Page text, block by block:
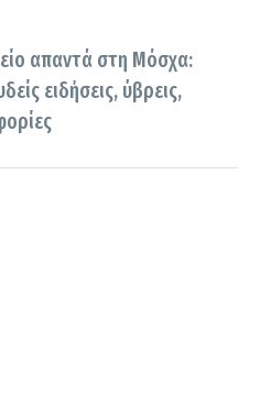
απαντά στη Μόσχα:
ειδήσεις, ύβρεις,